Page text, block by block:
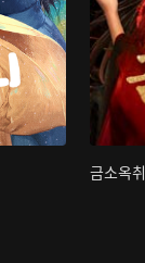
금소옥취